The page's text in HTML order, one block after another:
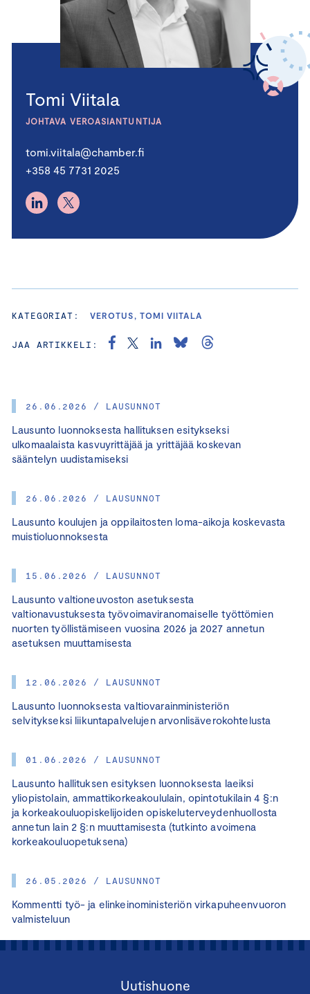
26.06.2026 / LAUSUNNOT
Lausunto luonnoksesta hallituksen esitykseksi
ulkomaalaista kasvuyrittäjää ja yrittäjää koskevan
sääntelyn uudistamiseksi
26.06.2026 / LAUSUNNOT
Lausunto koulujen ja oppilaitosten loma-aikoja koskevasta
muistioluonnoksesta
15.06.2026 / LAUSUNNOT
Lausunto valtioneuvoston asetuksesta
valtionavustuksesta työvoimaviranomaiselle työttömien
nuorten työllistämiseen vuosina 2026 ja 2027 annetun
asetuksen muuttamisesta
12.06.2026 / LAUSUNNOT
Lausunto luonnoksesta valtiovarainministeriön
selvitykseksi liikuntapalvelujen arvonlisäverokohtelusta
01.06.2026 / LAUSUNNOT
Lausunto hallituksen esityksen luonnoksesta laeiksi
yliopistolain, ammattikorkeakoululain, opintotukilain 4 §:n
ja korkeakouluopiskelijoiden opiskeluterveydenhuollosta
annetun lain 2 §:n muuttamisesta (tutkinto avoimena
korkeakouluopetuksena)
26.05.2026 / LAUSUNNOT
Kommentti työ- ja elinkeinoministeriön virkapuheenvuoron
valmisteluun
Tomi Viitala
JOHTAVA VEROASIANTUNTIJA
tomi.viitala@chamber.fi
+358 45 7731 2025
KATEGORIAT: VEROTUS, TOMI VIITALA
JAA ARTIKKELI:
Uutishuone